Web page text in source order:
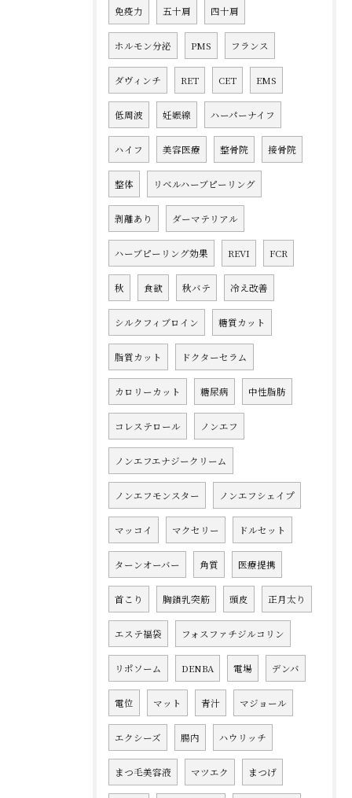
免疫力 五十肩 四十肩
ホルモン分泌 PMS フランス
ダヴィンチ RET CET EMS
低周波 妊娠線 ハーパーナイフ
ハイフ 美容医療 整骨院 接骨院
整体 リベルハーブピーリング
剥離あり ダーマテリアル
ハーブピーリング効果 REVI FCR
秋 食欲 秋バテ 冷え改善
シルクフィブロイン 糖質カット
脂質カット ドクターセラム
カロリーカット 糖尿病 中性脂肪
コレステロール ノンエフ
ノンエフエナジークリーム
ノンエフモンスター ノンエフシェイプ
マッコイ マクセリー ドルセット
ターンオーバー 角質 医療提携
首こり 胸鎖乳突筋 頭皮 正月太り
エステ福袋 フォスファチジルコリン
リポソーム DENBA 電場 デンバ
電位 マット 青汁 マジョール
エクシーズ 腸内 ハウリッチ
まつ毛美容液 マツエク まつげ